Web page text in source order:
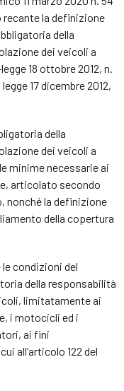
la definizione
della
dei veicoli a
18 ottobre 2012, n.
17 dicembre 2012,
della
dei veicoli a
minime necessarie ai
articolato secondo
nonché la definizione
della copertura
condizioni del
della responsabilità
limitatamente ai
i motocicli ed i
ai fini
all’articolo 122 del